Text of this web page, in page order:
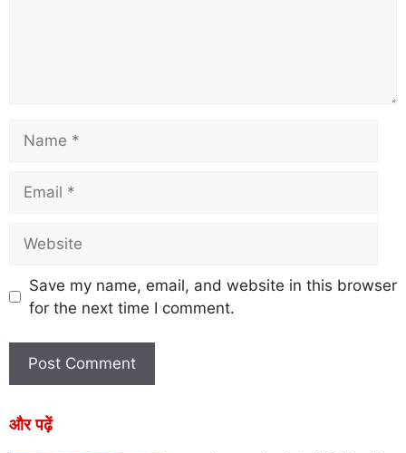
Save my name, email, and website in this browser
for the next time I comment.
और पढ़ें